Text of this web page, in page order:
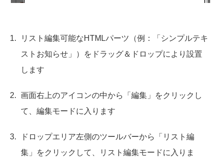
リスト編集可能なHTMLパーツ（例：「シンプルテキ
ストお知らせ」）をドラッグ＆ドロップにより設置
します
画面右上のアイコンの中から「編集」をクリックし
て、編集モードに入ります
ドロップエリア左側のツールバーから「リスト編
集」をクリックして、リスト編集モードに入りま